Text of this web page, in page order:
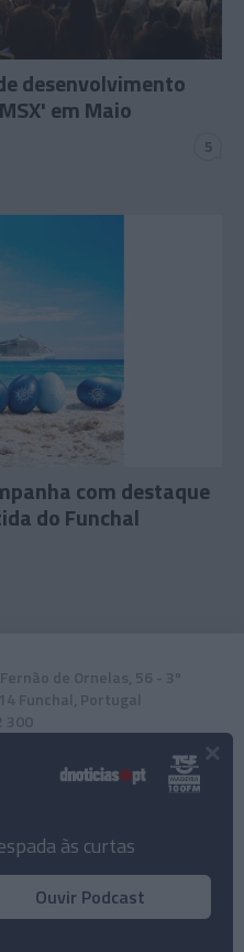
desenvolvimento
em Maio
5
com destaque
do Funchal
de Ornelas, 56 - 3º
Funchal, Portugal
300
App
de Notícias, Lda.
reservados.
às curtas
Ouvir Podcast
×